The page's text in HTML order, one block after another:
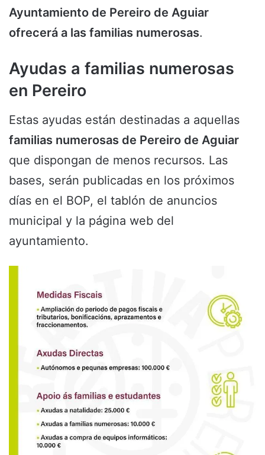
Ayuntamiento de Pereiro de Aguiar
ofrecerá a las familias numerosas.
Ayudas a familias numerosas
en Pereiro
Estas ayudas están destinadas a aquellas
familias numerosas de Pereiro de Aguiar
que dispongan de menos recursos. Las
bases, serán publicadas en los próximos
días en el BOP, el tablón de anuncios
municipal y la página web del
ayuntamiento.